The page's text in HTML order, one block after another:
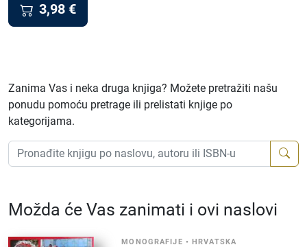
3,98 €
Zanima Vas i neka druga knjiga? Možete pretražiti našu
ponudu pomoću pretrage ili prelistati knjige po
kategorijama.
Možda će Vas zanimati i ovi naslovi
MONOGRAFIJE •HRVATSKA